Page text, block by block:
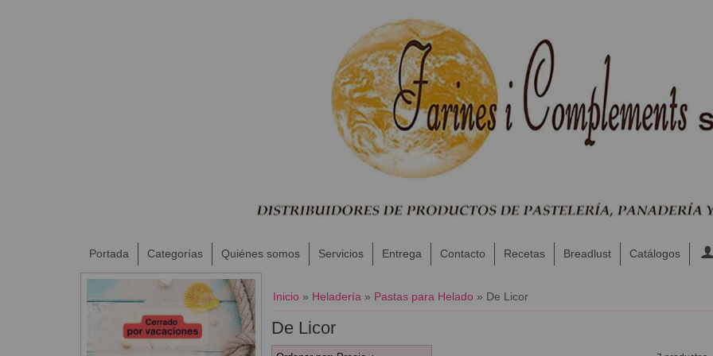
Portada Categorías Quiénes somos Servicios Entrega Contacto Recetas Breadlust Catálogos
Inicio » Heladería » Pastas para Helado » De Licor
De Licor